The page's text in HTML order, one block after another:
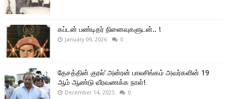
கப்டன் பண்டிதர் நினைவுகளுடன்.. !
January 09, 2026 0
தேசத்தின் குரல்’ அன்ரன் பாலசிங்கம் அவர்களின் 19
ஆம் ஆண்டு வீரவணக்க நாள்!
December 14, 2025 0